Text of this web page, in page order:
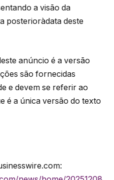
a visão da
posterioràdata deste
anúncio é a versão
são fornecidas
e devem se referir ao
é a única versão do texto